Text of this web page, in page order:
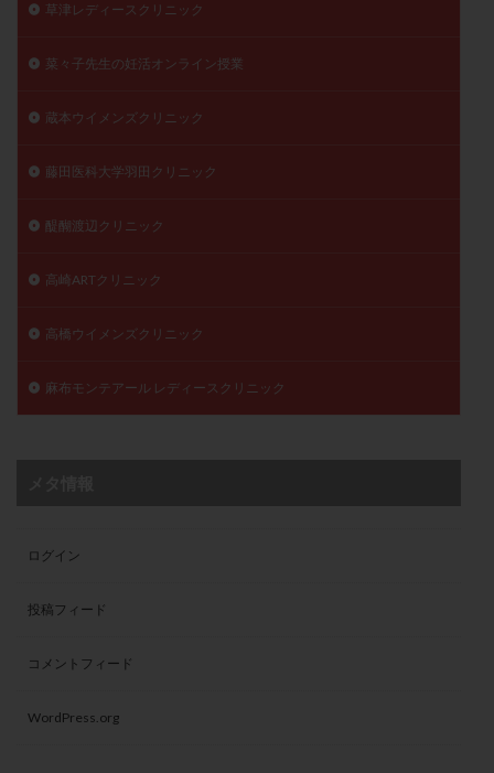
草津レディースクリニック
菜々子先生の妊活オンライン授業
蔵本ウイメンズクリニック
藤田医科大学羽田クリニック
醍醐渡辺クリニック
高崎ARTクリニック
高橋ウイメンズクリニック
麻布モンテアール レディースクリニック
ログイン
投稿フィード
コメントフィード
WordPress.org